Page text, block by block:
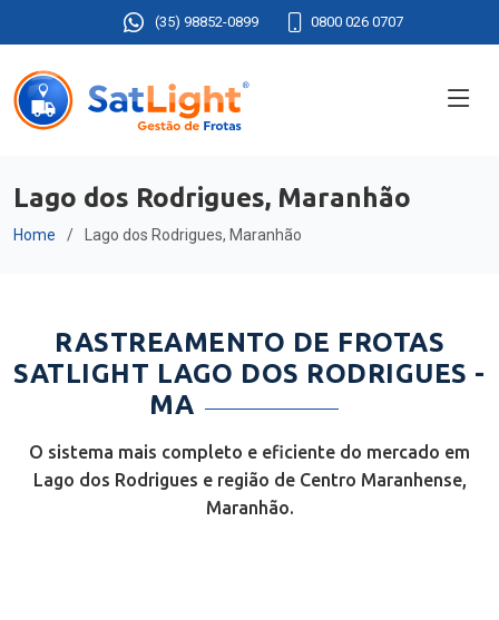
(35) 98852-0899 0800 026 0707
Lago dos Rodrigues, Maranhão
Home Lago dos Rodrigues, Maranhão
RASTREAMENTO DE FROTAS
SATLIGHT LAGO DOS RODRIGUES -
MA
O sistema mais completo e eficiente do mercado em
Lago dos Rodrigues e região de Centro Maranhense,
Maranhão.